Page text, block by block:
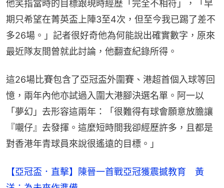
他笑指當時的目標跟現時經歷「完全不相符」，「早
期只希望在菁英盃上陣3至4次，但至今我已踢了差不
多26場。」記者很好奇他為何能說出確實數字，原來
最近隊友間曾就此討論，他翻查紀錄所得。
這26場比賽包含了亞冠盃外圍賽、港超首個入球等回
憶，兩年內他亦試過入圍大港腳決選名單。阿一以
「夢幻」去形容這兩年：「很難得有球會願意放膽讓
『𡃁仔』去發揮。這麼短時間我卻經歷許多，且都是
對香港年青球員來說很遙遠的目標。」
【亞冠盃．直擊】陳晉一首戰亞冠獲震撼教育　黃